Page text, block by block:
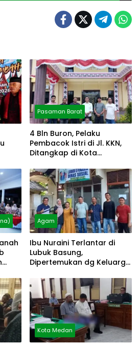
Pasaman Barat
4 Bln Buron, Pelaku
Pembacok Istri di Jl. KKN,
Ditangkap di Kota
Agam
Ibu Nuraini Terlantar di
Lubuk Basung,
Dipertemukan dg Keluarga
Kota Medan